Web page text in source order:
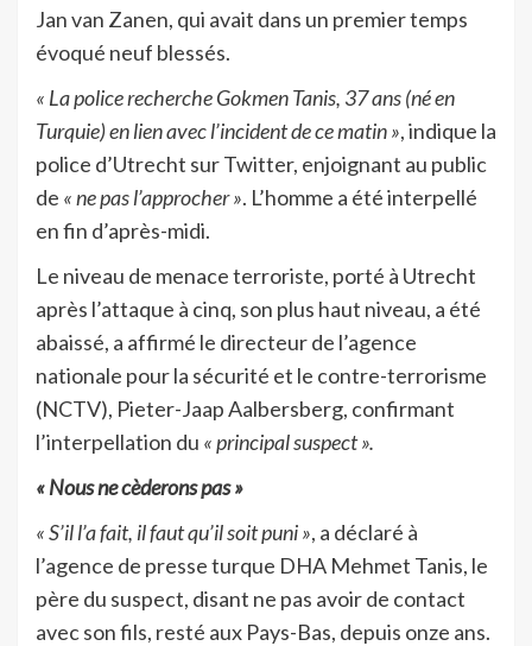
Jan van Zanen, qui avait dans un premier temps
évoqué neuf blessés.
« La police recherche Gokmen Tanis, 37 ans (né en
Turquie) en lien avec l’incident de ce matin », indique la
police d’Utrecht sur Twitter, enjoignant au public
de « ne pas l’approcher ». L’homme a été interpellé
en fin d’après-midi.
Le niveau de menace terroriste, porté à Utrecht
après l’attaque à cinq, son plus haut niveau, a été
abaissé, a affirmé le directeur de l’agence
nationale pour la sécurité et le contre-terrorisme
(NCTV), Pieter-Jaap Aalbersberg, confirmant
l’interpellation du « principal suspect ».
« Nous ne cèderons pas »
« S’il l’a fait, il faut qu’il soit puni », a déclaré à
l’agence de presse turque DHA Mehmet Tanis, le
père du suspect, disant ne pas avoir de contact
avec son fils, resté aux Pays-Bas, depuis onze ans.